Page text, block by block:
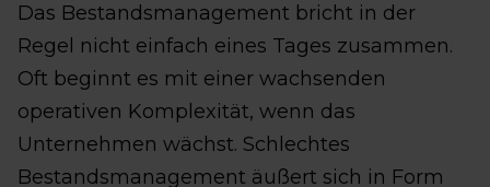
Das Bestandsmanagement bricht in der
Regel nicht einfach eines Tages zusammen.
Oft beginnt es mit einer wachsenden
operativen Komplexität, wenn das
Unternehmen wächst. Schlechtes
Bestandsmanagement äußert sich in Form